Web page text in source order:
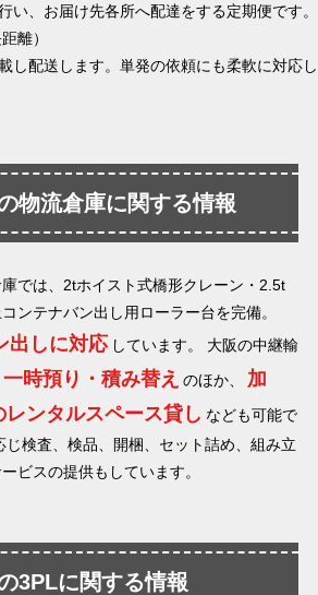
い、お届け先各所へ配達をする定期便です。
離）
し配送します。単発の依頼にも柔軟に対応し
物流倉庫に関する情報
では、2tホイスト式橋形クレーン・2.5t
ンテナバン出し用ローラー台を完備。
出しに対応 しています。 大阪の中継輸
時預り・積み替え のほか、
加
ンタルスペース貸し なども可能で
検査、検品、開梱、セット詰め、組み立
ビスの提供もしています。
3PLに関する情報